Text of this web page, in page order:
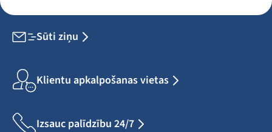
Sūti ziņu
Klientu apkalpošanas vietas
Izsauc palīdzību 24/7